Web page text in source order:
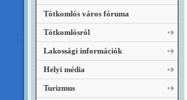
Tótkomlós város fóruma
Tótkomlósról
Lakossági információk
Helyi média
Turizmus